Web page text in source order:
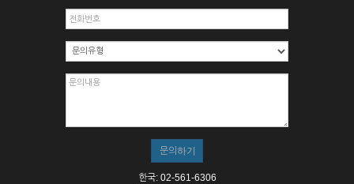
한국: 02-561-6306